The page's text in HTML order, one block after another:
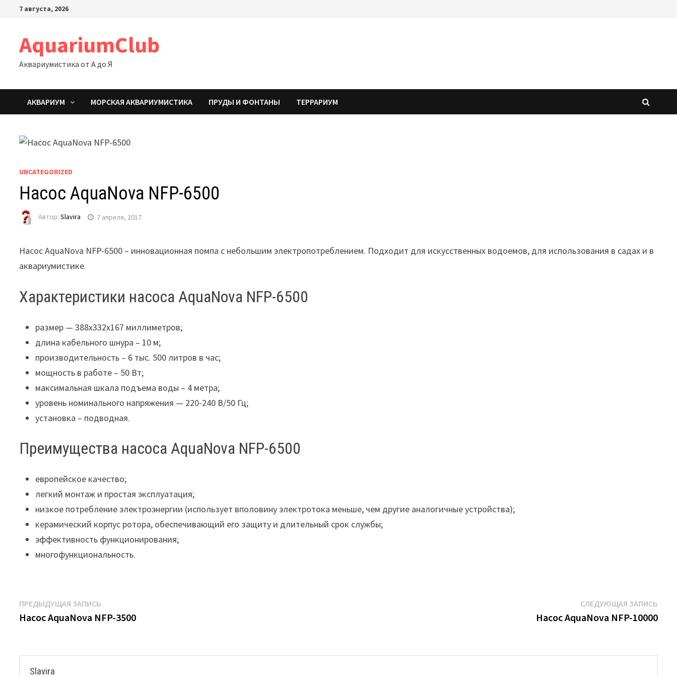
Перейти7 августа, 2026
AquariumClub
Аквариумистика от А до Я
АКВАРИУМ МОРСКАЯ АКВАРИУМИСТИКА ПРУДЫ И ФОНТАНЫ ТЕРРАРИУМ
UNCATEGORIZED
Насос AquaNova NFP-6500
Автор:Slavira 7 апреля, 2017
Насос AquaNova NFP-6500 – инновационная помпа с небольшим электропотреблением. Подходит для искусственных водоемов, для использования в садах и в
аквариумистике.
Характеристики насоса AquaNova NFP-6500
размер — 388x332x167 миллиметров;
длина кабельного шнура – 10 м;
производительность – 6 тыс. 500 литров в час;
мощность в работе – 50 Вт;
максимальная шкала подъема воды – 4 метра;
уровень номинального напряжения — 220-240 В/50 Гц;
установка – подводная.
Преимущества насоса AquaNova NFP-6500
европейское качество;
легкий монтаж и простая эксплуатация;
низкое потребление электроэнергии (использует вполовину электротока меньше, чем другие аналогичные устройства);
керамический корпус ротора, обеспечивающий его защиту и длительный срок службы;
эффективность функционирования;
многофункциональность.
Навигация
по
ПРЕДЫДУЩАЯ ЗАПИСЬ
запись:
Насос AquaNova NFP-3500
СЛЕДУЮЩАЯ ЗАПИСЬ
Насос AquaNova NFP-10000
Slavira